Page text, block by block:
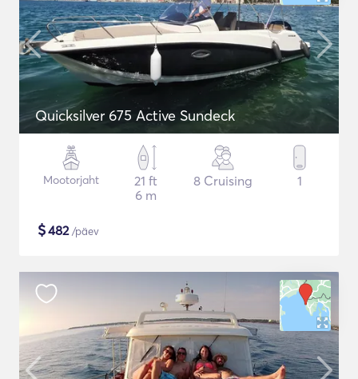
Quicksilver 675 Active Sundeck
Mootorjaht
21 ft
6 m
8 Cruising 1
$482/päev